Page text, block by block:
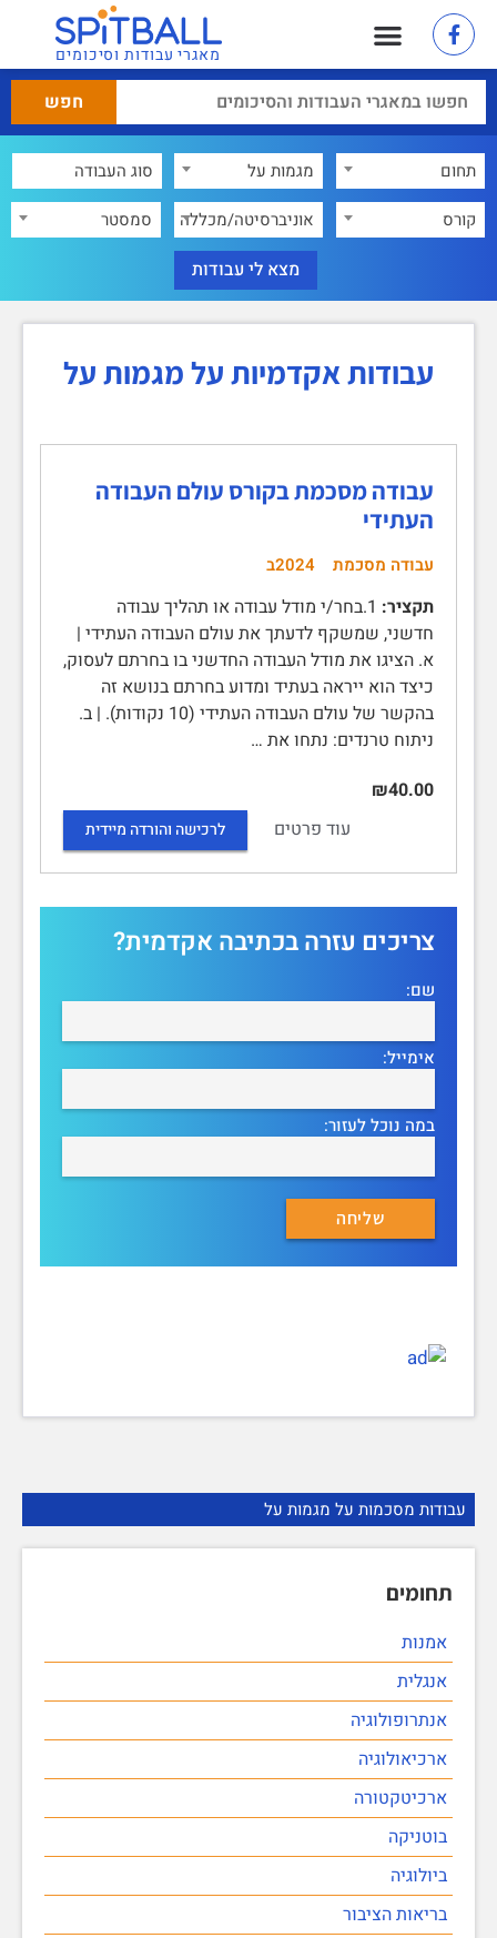
מאגרי עבודות וסיכומים
תחום
מגמות על
קורס
אוניברסיטה/מכללה סמסטר
עבודות מסכמות על מגמות על
תחומים
אמנות
אנגלית
אנתרופולוגיה
ארכיאולוגיה
ארכיטקטורה
בוטניקה
ביולוגיה
בריאות הציבור
עבודות אקדמיות על מגמות על
עבודה מסכמת בקורס עולם העבודה
העתידי
עבודה מסכמת 2024ב
תקציר:
1.בחר/י מודל עבודה או תהליך עבודה
חדשני, שמשקף לדעתך את עולם העבודה העתידי |
א. הציגו את מודל העבודה החדשני בו בחרתם לעסוק,
כיצד הוא ייראה בעתיד ומדוע בחרתם בנושא זה
בהקשר של עולם העבודה העתידי (10 נקודות). | ב.
ניתוח טרנדים: נתחו את …
₪40.00
עוד פרטים
לרכישה והורדה מיידית
צריכים עזרה בכתיבה אקדמית?
שם:
אימייל:
במה נוכל לעזור: